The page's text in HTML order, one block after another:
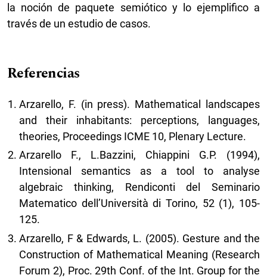
la noción de paquete semiótico y lo ejemplifico a
través de un estudio de casos.
Referencias
Arzarello, F. (in press). Mathematical landscapes
and their inhabitants: perceptions, languages,
theories, Proceedings ICME 10, Plenary Lecture.
Arzarello F., L.Bazzini, Chiappini G.P. (1994),
Intensional semantics as a tool to analyse
algebraic thinking, Rendiconti del Seminario
Matematico dell’Università di Torino, 52 (1), 105-
125.
Arzarello, F & Edwards, L. (2005). Gesture and the
Construction of Mathematical Meaning (Research
Forum 2), Proc. 29th Conf. of the Int. Group for the